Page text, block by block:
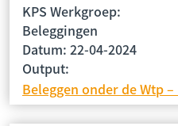
KPS Werkgroep:
Beleggingen
Datum: 22-04-2024
Output:
Beleggen onder de Wtp